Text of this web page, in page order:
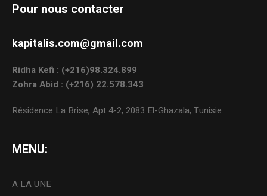
Pour nous contacter
kapitalis.com@gmail.com
Ridha Kefi : (+216)98.324.899
Zohra Abid : (+216) 22.578.343
Résidence La Brise, Apt 4-2, 2083 El-Ghazala, Tunisie.
MENU:
A LA UNE